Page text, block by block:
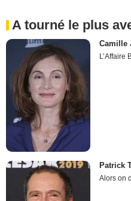
A tourné le plus
Camille
L’Affaire
Patrick
Alors on